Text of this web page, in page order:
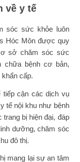
về y tế
sóc sức khỏe luôn
Hóc Môn được quy
sở chăm sóc sức
chữa bệnh cơ bản,
cấp.
tiếp cận các dịch vụ
tế nội khu như bệnh
bị hiện đại, đáp
dưỡng, chăm sóc
đô thị.
mang lại sự an tâm